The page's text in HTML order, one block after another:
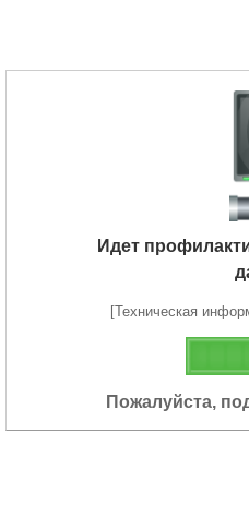
Идет
[Техническая
Пожалуйста,